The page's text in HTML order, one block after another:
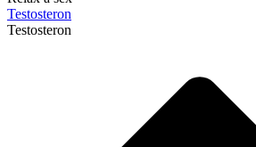
Testosteron
Testosteron